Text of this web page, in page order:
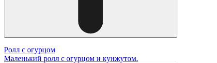
Ролл с огурцом
Маленький ролл с огурцом и кунжутом.